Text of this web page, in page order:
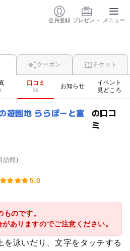
会員登録 プレゼント メニュー
クーポン チケット
口コミ
39
お知らせ
イベント
見どころ
遊園地 ららぽーと富
の口コ
ミ
訪問)
5.0
のです。
ありますのでご注意ください。
を泳いだり、文字をタッチする